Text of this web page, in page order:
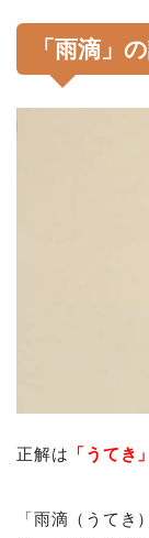
「雨滴」
正解は 「うてき」
「雨滴（うてき